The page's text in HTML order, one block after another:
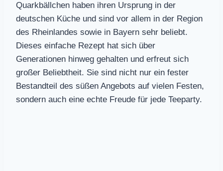
Quarkbällchen haben ihren Ursprung in der
deutschen Küche und sind vor allem in der Region
des Rheinlandes sowie in Bayern sehr beliebt.
Dieses einfache Rezept hat sich über
Generationen hinweg gehalten und erfreut sich
großer Beliebtheit. Sie sind nicht nur ein fester
Bestandteil des süßen Angebots auf vielen Festen,
sondern auch eine echte Freude für jede Teeparty.